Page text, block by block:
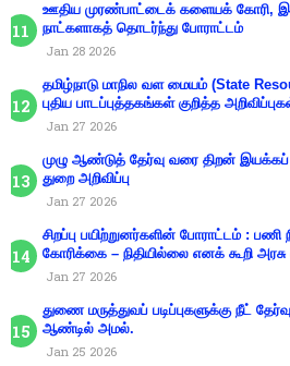
ஊதிய முரண்பாட்டைக் களையக் கோரி,
நாட்களாகத் தொடர்ந்து போராட்டம்
Jan 28 2026
தமிழ்நாடு மாநில வள மையம் (State
புதிய பாடப்புத்தகங்கள் குறித்த
Jan 27 2026
முழு ஆண்டுத் தேர்வு வரை திறன் இயக்கப்
துறை அறிவிப்பு
Jan 27 2026
சிறப்பு பயிற்றுனர்களின் போராட்டம் : பணி
கோரிக்கை – நிதியில்லை எனக் கூறி அரசு
Jan 27 2026
துணை மருத்துவப் படிப்புகளுக்கு நீட்
ஆண்டில் அமல்.
Jan 25 2026